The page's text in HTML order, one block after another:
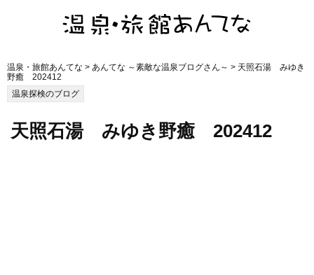
温泉・旅館あんてな > あんてな ～素敵な温泉ブログさん～ > 天照石湯 みゆき
野癒 202412
温泉探検のブログ
天照石湯 みゆき野癒 202412